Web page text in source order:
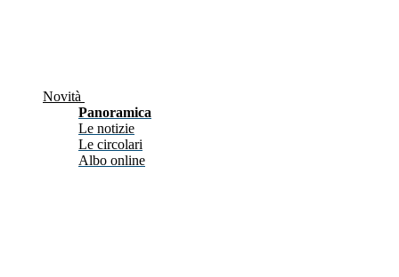
Novità
Panoramica
Le notizie
Le circolari
Albo online